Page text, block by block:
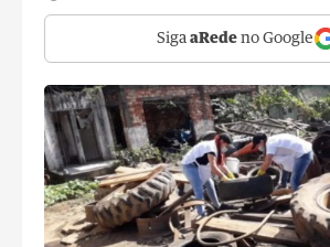
Siga aRede no Google